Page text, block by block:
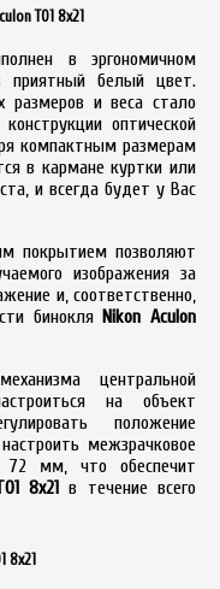
T01 8x21
в эргономичном
приятный белый цвет.
размеров и веса стало
оптической
компактным размерам
в кармане куртки или
и всегда будет у Вас
покрытием позволяют
изображения за
и, соответственно,
бинокляNikon Aculon
центральной
на объект
положение
межзрачковое
мм, что обеспечит
8x21 в течение всего
8x21